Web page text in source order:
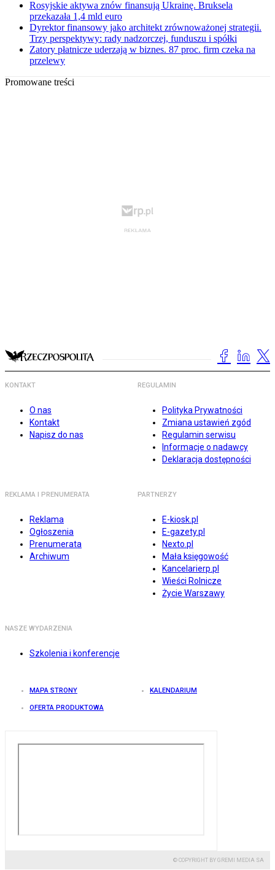
Rosyjskie aktywa znów finansują Ukrainę. Bruksela
przekazała 1,4 mld euro
Dyrektor finansowy jako architekt zrównoważonej strategii.
Trzy perspektywy: rady nadzorczej, funduszu i spółki
Zatory płatnicze uderzają w biznes. 87 proc. firm czeka na
przelewy
Promowane treści
KONTAKT
O nas
Kontakt
Napisz do nas
REGULAMIN
Polityka Prywatności
Zmiana ustawień zgód
Regulamin serwisu
Informacje o nadawcy
Deklaracja dostępności
REKLAMA I PRENUMERATA
Reklama
Ogłoszenia
Prenumerata
Archiwum
PARTNERZY
E-kiosk.pl
E-gazety.pl
Nexto.pl
Mała księgowość
Kancelarierp.pl
Wieści Rolnicze
Życie Warszawy
NASZE WYDARZENIA
Szkolenia i konferencje
MAPA STRONY KALENDARIUM
OFERTA PRODUKTOWA
© COPYRIGHT BY GREMI MEDIA SA